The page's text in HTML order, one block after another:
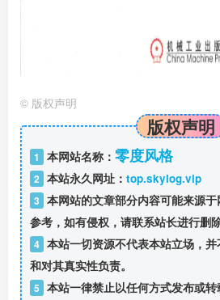
© 版权声明
版权声明
1 本网站名称： 零度风格
2 本站永久网址： top.skylog.vip
3 本网站的文章部分内容可能来源
参考，如有侵权，请联系站长进行删除
4 本站一切资源不代表本站立场，
和对其真实性负责。
5 本站一律禁止以任何方式发布或